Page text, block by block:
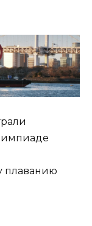
плаванию